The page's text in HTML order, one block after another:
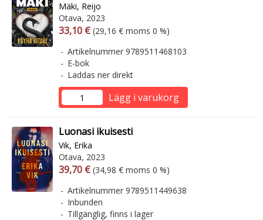
Mäki, Reijo
Otava, 2023
Arvonlisäverollinen hinta
33,10 € Arvonlisäveroton hinta
(29,16 € moms 0 %)
Artikelnummer 9789511468103
E-bok
Laddas ner direkt
Lägg i varukorg
Luonasi ikuisesti
Vik, Erika
Otava, 2023
Arvonlisäverollinen hinta
39,70 € Arvonlisäveroton hinta
(34,98 € moms 0 %)
Artikelnummer 9789511449638
Inbunden
Tillgänglig, finns i lager